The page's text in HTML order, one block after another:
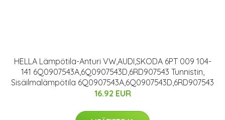
HELLA Lämpötila-Anturi VW,AUDI,SKODA 6PT 009 104-
141 6Q0907543A,6Q0907543D,6RD907543 Tunnistin,
Sisäilmalämpötila 6Q0907543A,6Q0907543D,6RD907543
16.92 EUR